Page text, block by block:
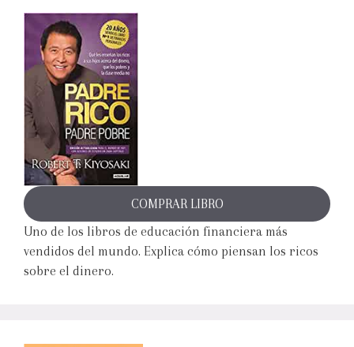
COMPRAR LIBRO
Uno de los libros de educación financiera más
vendidos del mundo. Explica cómo piensan los ricos
sobre el dinero.